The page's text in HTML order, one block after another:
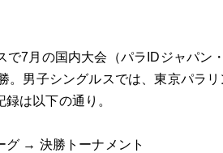
で7月の国内大会（パラIDジャパン
。男子シングルスでは、東京パラ
は以下の通り。
グ → 決勝トーナメント